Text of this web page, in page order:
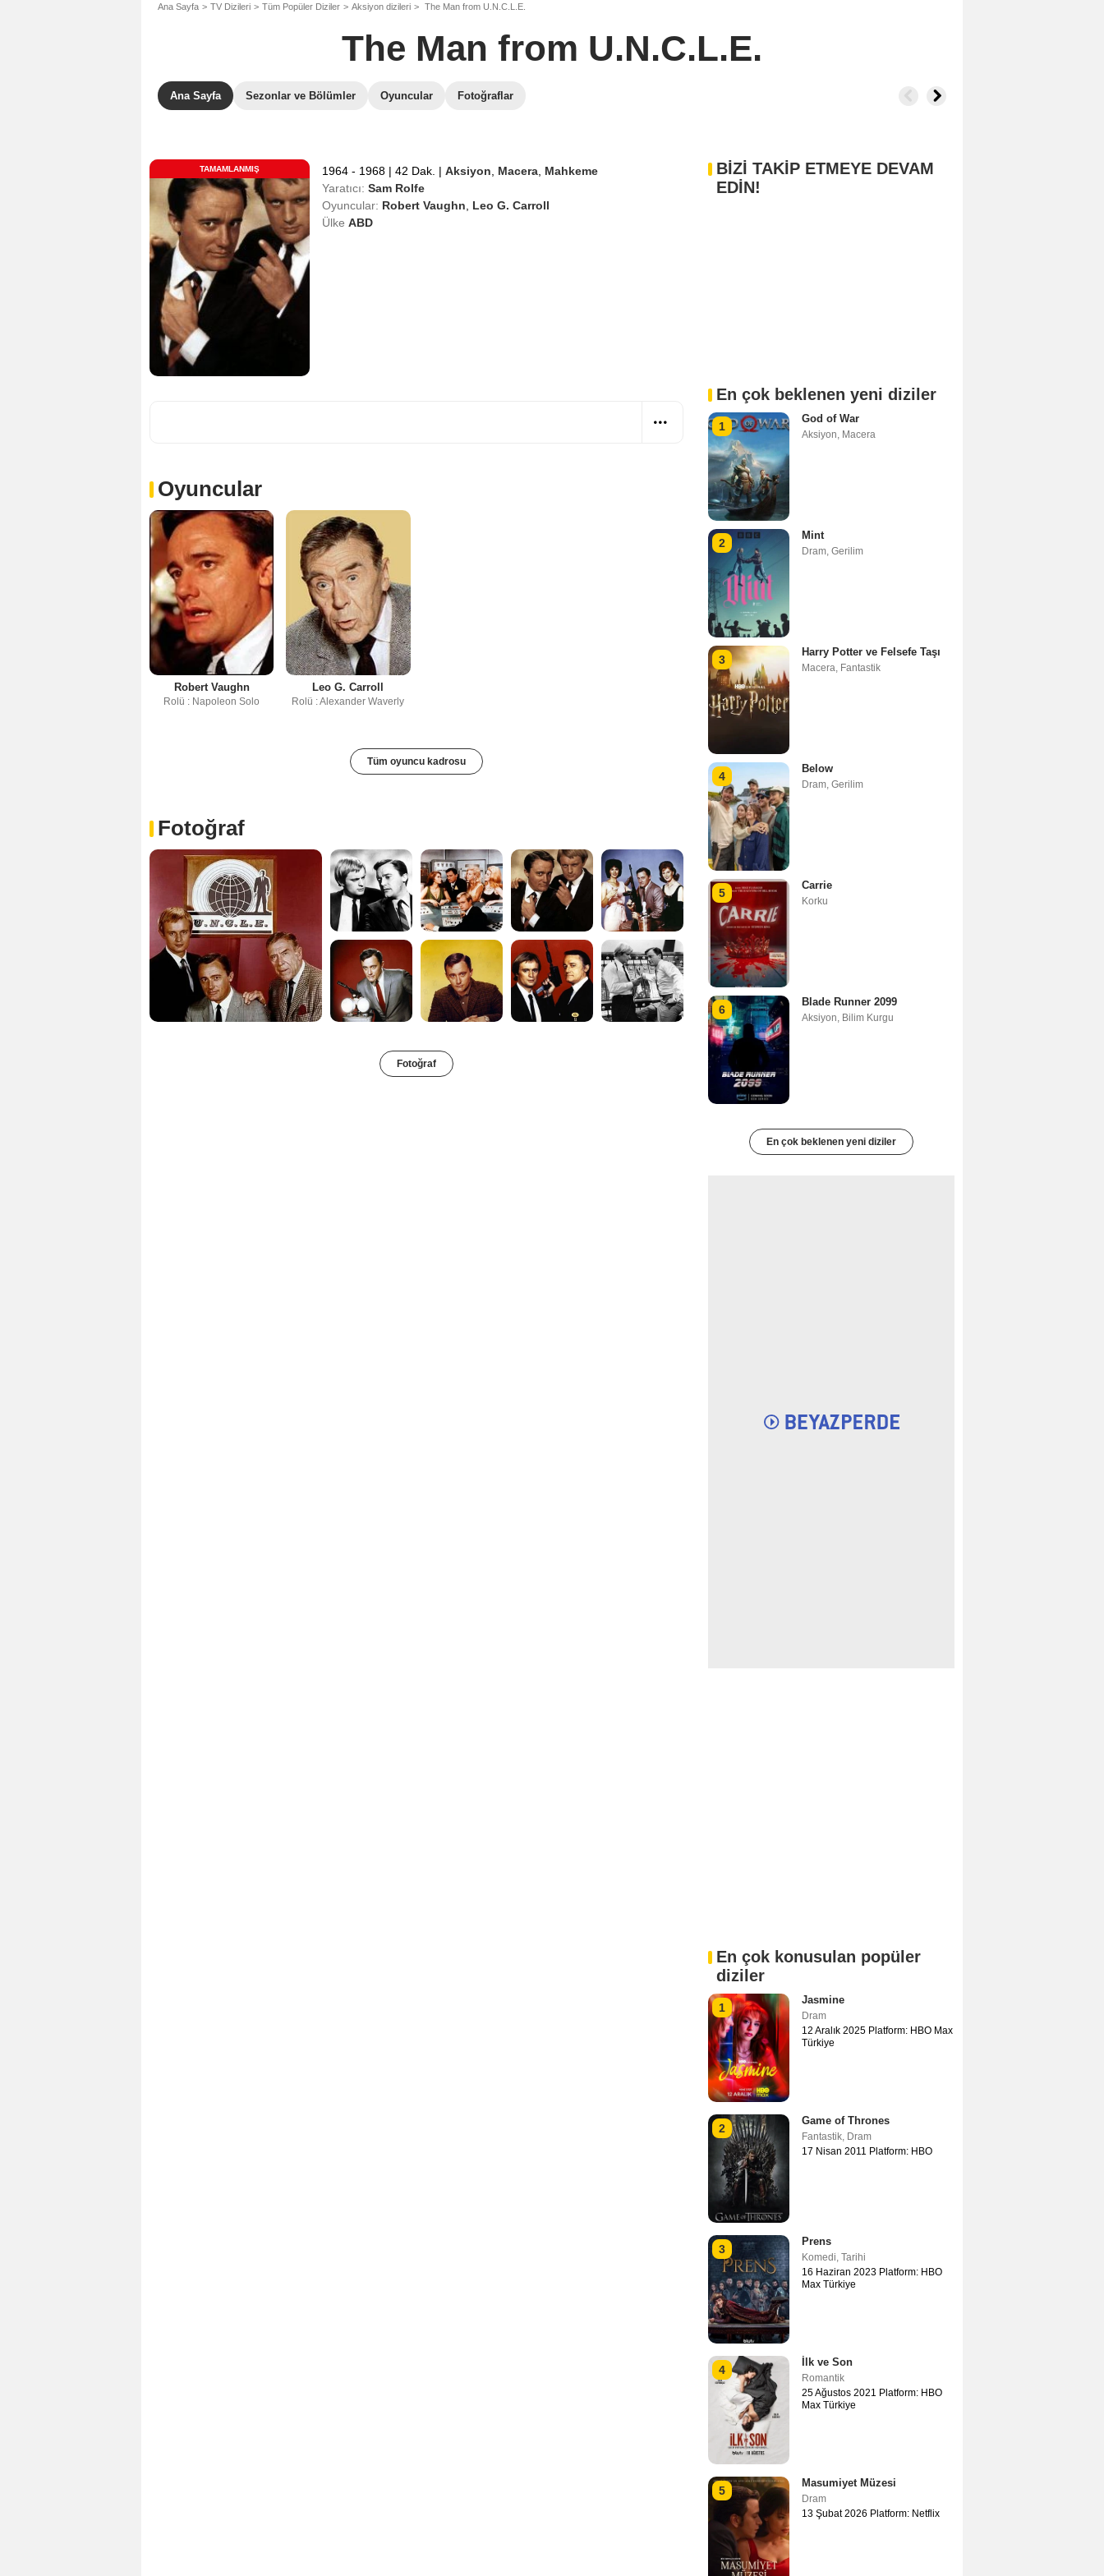
Ana Sayfa TV Dizileri Tüm Popüler Diziler Aksiyon dizileri The Man from U.N.C.L.E.
The Man from U.N.C.L.E.
Ana Sayfa Sezonlar ve Bölümler Oyuncular Fotoğraflar
TAMAMLANMIŞ 1964 - 1968 | 42 Dak. | Aksiyon Macera Mahkeme
Yaratıcı: Sam Rolfe
Oyuncular: Robert Vaughn
Leo G. Carroll
Ülke ABD
Oyuncular
Robert Vaughn
Rolü : Napoleon Solo
Leo G. Carroll
Rolü : Alexander Waverly
Tüm oyuncu kadrosu
Fotoğraf
Fotoğraf
BİZİ TAKİP ETMEYE DEVAM
EDİN!
En çok beklenen yeni diziler
1
God of War
Aksiyon, Macera
2
Mint
Dram, Gerilim
3
Harry Potter ve Felsefe Taşı
Macera, Fantastik
4
Below
Dram, Gerilim
5
Carrie
Korku
6
Blade Runner 2099
Aksiyon, Bilim Kurgu
En çok beklenen yeni diziler
En çok konusulan popüler
diziler
1
Jasmine
Dram
12 Aralık 2025 Platform: HBO Max
Türkiye
2
Game of Thrones
Fantastik, Dram
17 Nisan 2011 Platform: HBO
3
Prens
Komedi, Tarihi
16 Haziran 2023 Platform: HBO
Max Türkiye
4
İlk ve Son
Romantik
25 Ağustos 2021 Platform: HBO
Max Türkiye
5
Masumiyet Müzesi
Dram
13 Şubat 2026 Platform: Netflix